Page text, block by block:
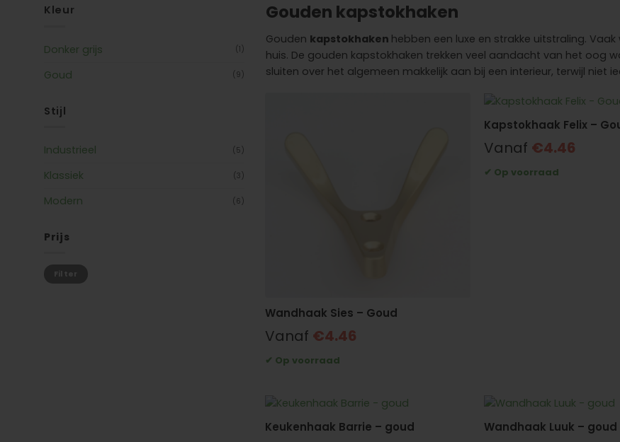
Kleur
Donker grijs (1)
Goud (9)
Stijl
Industrieel (5)
Klassiek (3)
Modern (6)
Prijs
Min.
prijs
Max.
prijsFilter
Gouden kapstokhaken
Gouden kapstokhaken hebben een luxe en strakke uitstraling.
huis. De gouden kapstokhaken trekken veel aandacht van het oog
sluiten over het algemeen makkelijk aan bij een interieur, terwijl niet
Wandhaak Sies – Goud
Vanaf €4.46
Kapstokhaak Felix –
Vanaf €4.46
Keukenhaak Barrie – goud Wandhaak Luuk – goud